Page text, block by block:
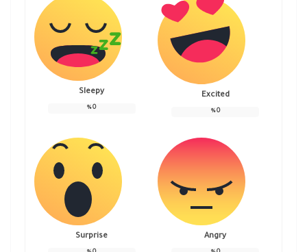
Excited
0
%
Sleepy
0
%
Angry
Surprise